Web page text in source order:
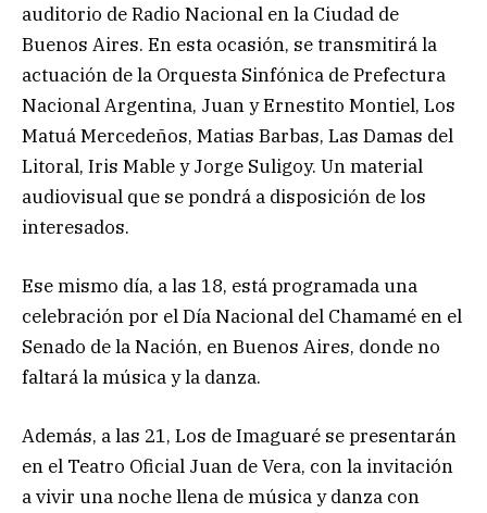
auditorio de Radio Nacional en la Ciudad de
Buenos Aires. En esta ocasión, se transmitirá la
actuación de la Orquesta Sinfónica de Prefectura
Nacional Argentina, Juan y Ernestito Montiel, Los
Matuá Mercedeños, Matias Barbas, Las Damas del
Litoral, Iris Mable y Jorge Suligoy. Un material
audiovisual que se pondrá a disposición de los
interesados.
Ese mismo día, a las 18, está programada una
celebración por el Día Nacional del Chamamé en el
Senado de la Nación, en Buenos Aires, donde no
faltará la música y la danza.
Además, a las 21, Los de Imaguaré se presentarán
en el Teatro Oficial Juan de Vera, con la invitación
a vivir una noche llena de música y danza con